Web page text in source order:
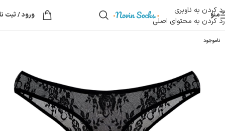
رد کردن به ناوبری
رد کردن به محتوای اصلی
منو ورود / ثبت
ناموجود